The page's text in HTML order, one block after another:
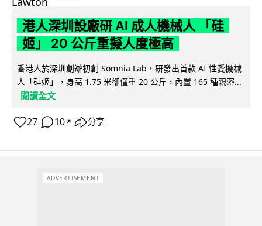
港人深圳設廠研 AI 成人機械人 「硅
姬」 20 公斤重擬人度極高
香港人於深圳創辦初創 Somnia Lab，研發出首款 AI 性愛機械
人「硅姬」，身高 1.75 米卻僅重 20 公斤，內置 165 種親密...
閱讀全文
27 10 ↗ 分享
ADVERTISEMENT